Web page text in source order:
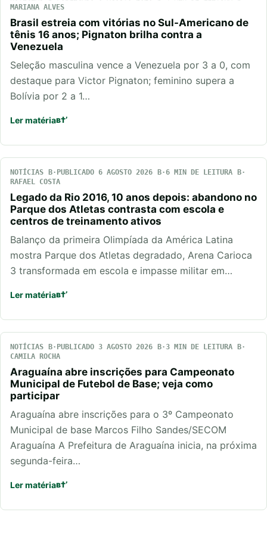
MARIANA ALVES
Brasil estreia com vitórias no Sul-Americano de
tênis 16 anos; Pignaton brilha contra a
Venezuela
Seleção masculina vence a Venezuela por 3 a 0, com
destaque para Victor Pignaton; feminino supera a
Bolívia por 2 a 1…
Ler matéria
NOTÍCIAS PUBLICADO 6 AGOSTO 2026
6 MIN DE LEITURA
RAFAEL COSTA
Legado da Rio 2016, 10 anos depois: abandono no
Parque dos Atletas contrasta com escola e
centros de treinamento ativos
Balanço da primeira Olimpíada da América Latina
mostra Parque dos Atletas degradado, Arena Carioca
3 transformada em escola e impasse militar em…
Ler matéria
NOTÍCIAS PUBLICADO 3 AGOSTO 2026
3 MIN DE LEITURA
CAMILA ROCHA
Araguaína abre inscrições para Campeonato
Municipal de Futebol de Base; veja como
participar
Araguaína abre inscrições para o 3º Campeonato
Municipal de base Marcos Filho Sandes/SECOM
Araguaína A Prefeitura de Araguaína inicia, na próxima
segunda-feira…
Ler matéria